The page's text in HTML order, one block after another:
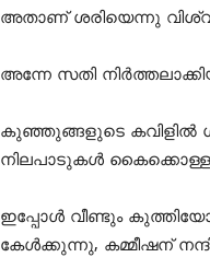
അതാണ് ശരിയെന്നു
അന്നേ സതി
കുഞ്ഞുങ്ങളുടെ കവിളിൽ
നിലപാടുകൾ
ഇപ്പോൾ വീണ്ടും
കേൾക്കുന്നു, കമ്മീഷന്